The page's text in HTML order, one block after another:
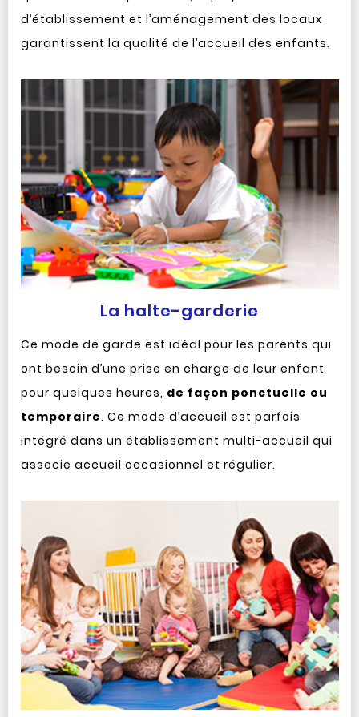
d’établissement et l’aménagement des locaux
garantissent la qualité de l’accueil des enfants.
La halte-garderie
Ce mode de garde est idéal pour les parents qui
ont besoin d’une prise en charge de leur enfant
pour quelques heures, de façon ponctuelle ou
temporaire. Ce mode d’accueil est parfois
intégré dans un établissement multi-accueil qui
associe accueil occasionnel et régulier.